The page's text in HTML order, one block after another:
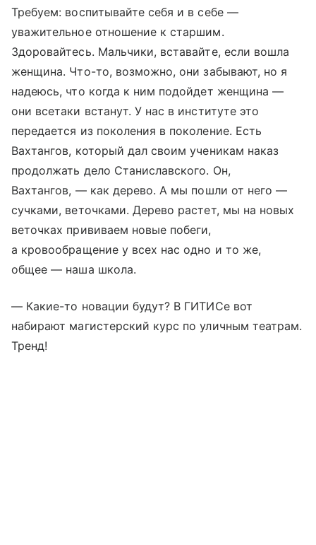
Требуем: воспитывайте себя и в себе —
уважительное отношение к старшим.
Здоровайтесь. Мальчики, вставайте, если вошла
женщина. Что-то, возможно, они забывают, но я
надеюсь, что когда к ним подойдет женщина —
они всетаки встанут. У нас в институте это
передается из поколения в поколение. Есть
Вахтангов, который дал своим ученикам наказ
продолжать дело Станиславского. Он,
Вахтангов, — как дерево. А мы пошли от него —
сучками, веточками. Дерево растет, мы на новых
веточках прививаем новые побеги,
а кровообращение у всех нас одно и то же,
общее — наша школа.
— Какие-то новации будут? В ГИТИСе вот
набирают магистерский курс по уличным театрам.
Тренд!